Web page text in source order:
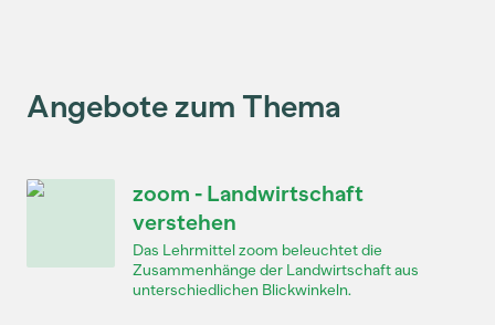
Angebote zum Thema
zoom - Landwirtschaft
verstehen
Das Lehrmittel zoom beleuchtet die
Zusammenhänge der Landwirtschaft aus
unterschiedlichen Blickwinkeln.